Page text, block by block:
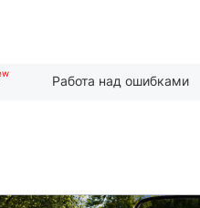
Работа над ошибками